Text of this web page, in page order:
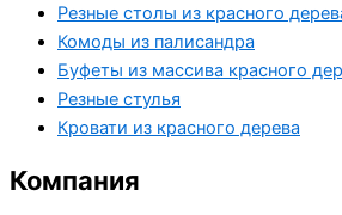
Резные столы из красного
Комоды из палисандра
Буфеты из массива красного
Резные стулья
Кровати из красного дерева
Компания